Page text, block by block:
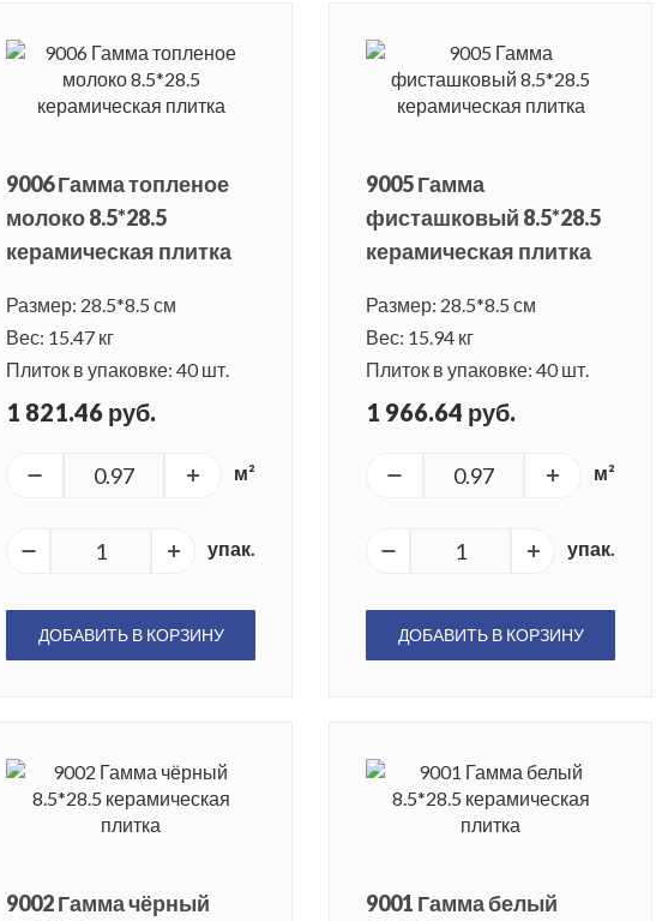
9006 Гамма топленое
молоко 8.5*28.5
керамическая плитка
Размер: 28.5*8.5 см
Вес: 15.47 кг
Плиток в упаковке: 40 шт.
1 821.46 руб.
м²
упак.
ДОБАВИТЬ В КОРЗИНУ
9005 Гамма
фисташковый 8.5*28.5
керамическая плитка
Размер: 28.5*8.5 см
Вес: 15.94 кг
Плиток в упаковке: 40 шт.
1 966.64 руб.
м²
упак.
ДОБАВИТЬ В КОРЗИНУ
9002 Гамма чёрный
9001 Гамма белый